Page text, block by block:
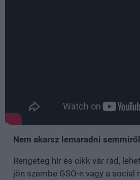
Nem akarsz lemaradni
Rengeteg hír és cikk vár rád,
jön szembe GSO-n vagy a social